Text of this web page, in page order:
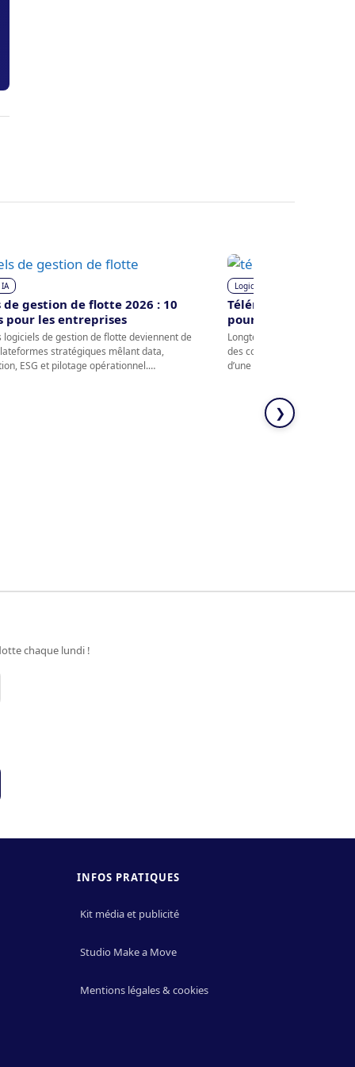
de gestion de flotte 2026 : 10
pour les entreprises
logiciels de gestion de flotte deviennent de
stratégiques mêlant data,
ESG et pilotage opérationnel.…
Logiciels et IA
Télématique flotte
pour les entreprises
Longtemps associée à la
des conducteurs, la
d’une image réductrice.…
❯
chaque lundi !
INFOS PRATIQUES
Kit média et publicité
Studio Make a Move
Mentions légales & cookies